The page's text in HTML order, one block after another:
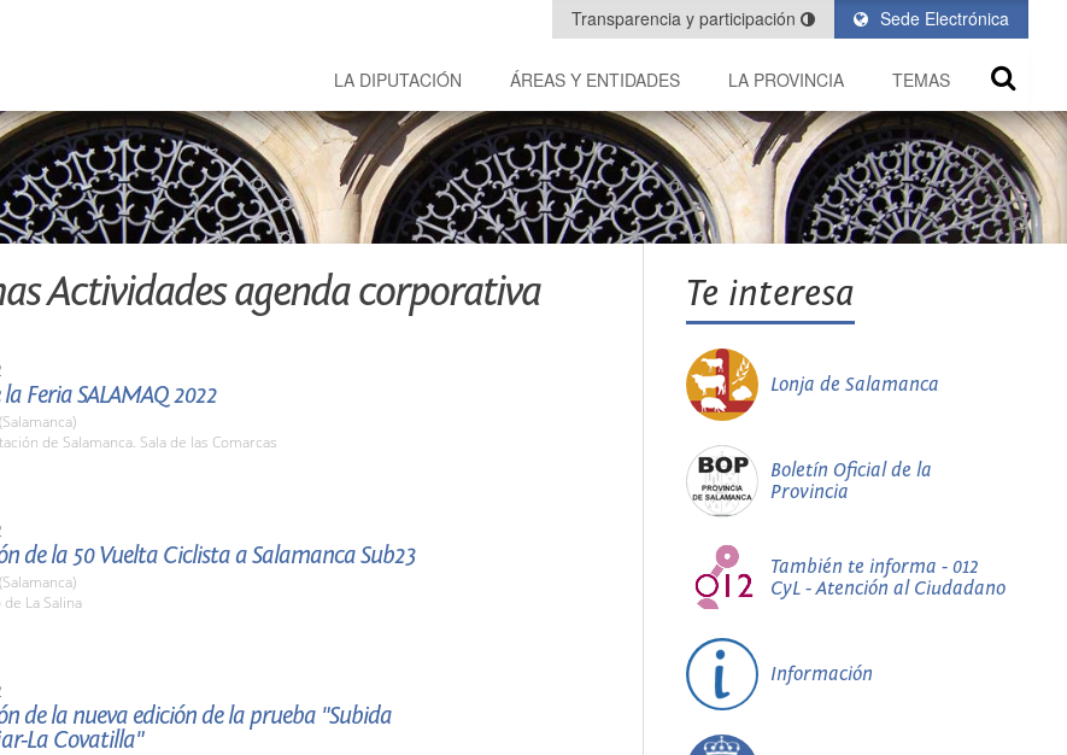
Sede Electrónica
Transparencia y participación
LA DIPUTACIÓN ÁREAS Y ENTIDADES LA PROVINCIA TEMAS
Actividades agenda corporativa
Feria SALAMAQ 2022
de Salamanca. Sala de las Comarcas
de la 50 Vuelta Ciclista a Salamanca Sub23
de La Salina
de la nueva edición de la prueba "Subida
La Covatilla"
Te interesa
Lonja de Salamanca
Boletín Oficial de la
Provincia
También te informa - 012
CyL - Atención al Ciudadano
Información